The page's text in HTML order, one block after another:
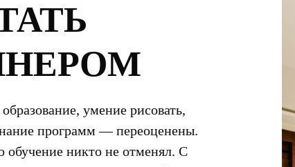
умение рисовать,
программ — переоценены.
обучение никто не отменял. С